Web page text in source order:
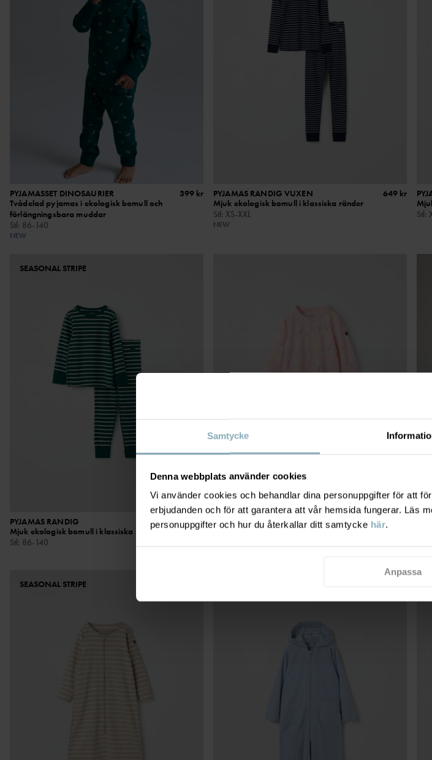
Samtycke
Denna webbplats använder cookies
Vi använder cookies och behandlar dina personuppgifter för att
erbjudanden och för att garantera att vår hemsida fungerar. Läs
personuppgifter och hur du återkallar ditt samtycke här.
Anpassa
PYJAMASSET DINOSAURIER
Tvådelad pyjamas i ekologisk bomull och
förlängningsbara muddar
Stl: 86-140
NEW
399 kr
PYJAMAS RANDIG VUXEN
Mjuk ekologisk bomull i klassiska ränder
Stl: XS-XXL
NEW
649 kr
Stl:
SEASONAL STRIPE
PYJAMAS RANDIG
Mjuk ekologisk bomull i klassiska ränder
Stl: 86-140
449 kr
PYJAMASOVERALL ENHÖRNINGAR
Ekologisk bomull och tvåvägsdragkedja
299 kr
SEASONAL STRIPE